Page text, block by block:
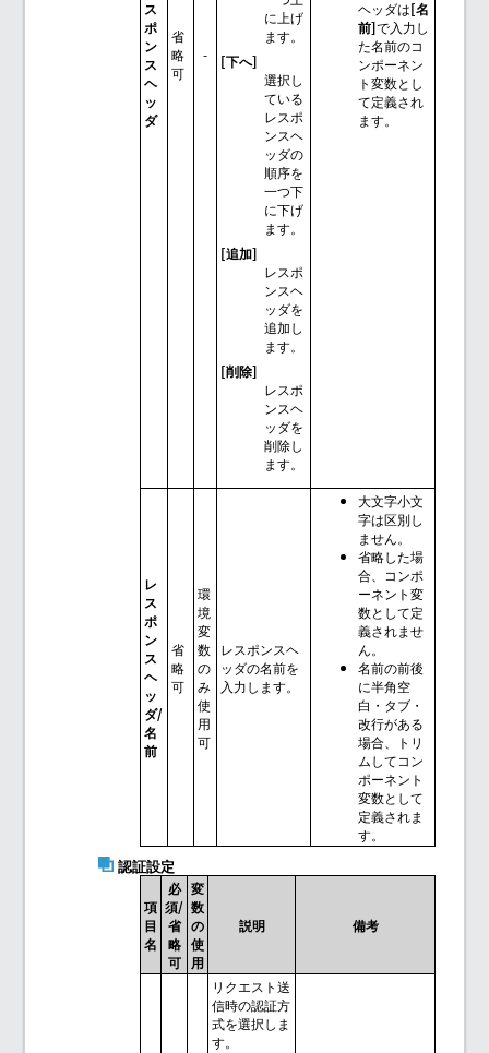
ス
ポ
ン
ス
ヘ
ッ
ダ
省
略
可
-
に上げ
ます。
[下へ]
選択し
ている
レスポ
ンスヘ
ッダの
順序を
一つ下
に下げ
ます。
[追加]
レスポ
ンスヘ
ッダを
追加し
ます。
[削除]
レスポ
ンスヘ
ッダを
削除し
ます。
ヘッダは[名
前]で入力し
た名前のコ
ンポーネン
ト変数とし
て定義され
ます。
レ
ス
ポ
ン
ス
ヘ
ッ
ダ/
名
前
省
略
可
環
境
変
数
の
み
使
用
可
レスポンスヘ
ッダの名前を
入力します。
大文字小文
字は区別し
ません。
省略した場
合、コンポ
ーネント変
数として定
義されませ
ん。
名前の前後
に半角空
白・タブ・
改行がある
場合、トリ
ムしてコン
ポーネント
変数として
定義されま
す。
認証設定
項
目
名
必
須/
省
略
可
変
数
の
使
用
説明 備考
リクエスト送
信時の認証方
式を選択しま
す。